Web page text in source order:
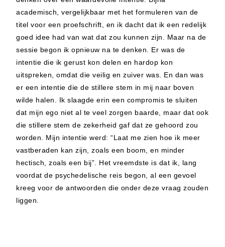
academisch, vergelijkbaar met het formuleren van de
titel voor een proefschrift, en ik dacht dat ik een redelijk
goed idee had van wat dat zou kunnen zijn. Maar na de
sessie begon ik opnieuw na te denken. Er was de
intentie die ik gerust kon delen en hardop kon
uitspreken, omdat die veilig en zuiver was. En dan was
er een intentie die de stillere stem in mij naar boven
wilde halen. Ik slaagde erin een compromis te sluiten
dat mijn ego niet al te veel zorgen baarde, maar dat ook
die stillere stem de zekerheid gaf dat ze gehoord zou
worden. Mijn intentie werd: “Laat me zien hoe ik meer
vastberaden kan zijn, zoals een boom, en minder
hectisch, zoals een bij”. Het vreemdste is dat ik, lang
voordat de psychedelische reis begon, al een gevoel
kreeg voor de antwoorden die onder deze vraag zouden
liggen.